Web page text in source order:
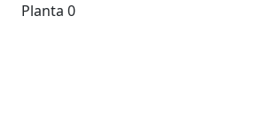
Planta 0